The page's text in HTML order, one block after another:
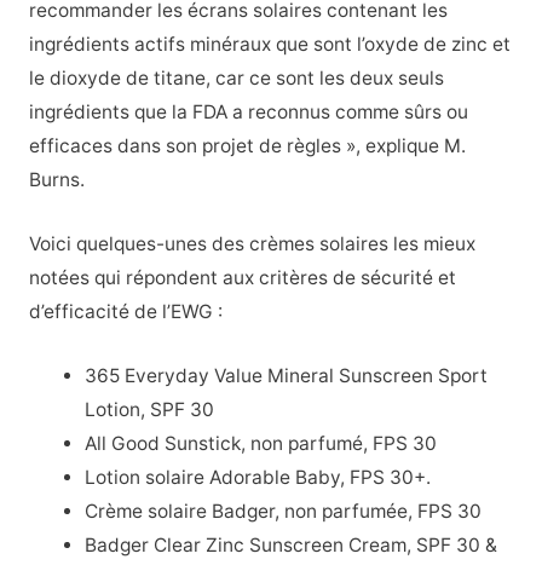
recommander les écrans solaires contenant les
ingrédients actifs minéraux que sont l’oxyde de zinc et
le dioxyde de titane, car ce sont les deux seuls
ingrédients que la FDA a reconnus comme sûrs ou
efficaces dans son projet de règles », explique M.
Burns.
Voici quelques-unes des crèmes solaires les mieux
notées qui répondent aux critères de sécurité et
d’efficacité de l’EWG :
365 Everyday Value Mineral Sunscreen Sport
Lotion, SPF 30
All Good Sunstick, non parfumé, FPS 30
Lotion solaire Adorable Baby, FPS 30+.
Crème solaire Badger, non parfumée, FPS 30
Badger Clear Zinc Sunscreen Cream, SPF 30 &